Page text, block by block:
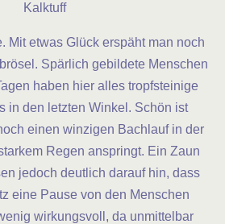
Kalktuff
Mit etwas Glück erspäht man noch
Spärlich gebildete Menschen
haben hier alles tropfsteinige
in den letzten Winkel. Schön ist
einen winzigen Bachlauf in der
Regen anspringt. Ein Zaun
jedoch deutlich darauf hin, dass
eine Pause von den Menschen
wirkungsvoll, da unmittelbar